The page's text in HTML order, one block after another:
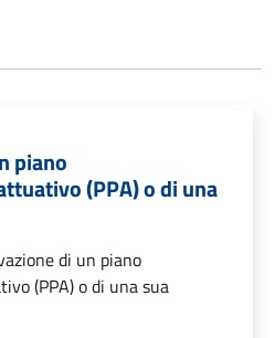
piano
(PPA) o di una
di un piano
(PPA) o di una sua